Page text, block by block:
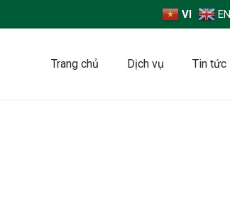
VI EN
Trang chủ Dịch vụ Tin tức